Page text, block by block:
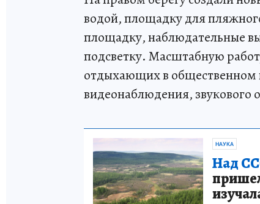
водой, площадку для
площадку, наблюдательные
подсветку. Масштабную
отдыхающих в общественном
видеонаблюдения, звукового
НАУКА
Над